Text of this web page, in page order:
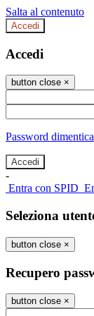
Salta al contenuto
Accedi
Accedi
button close ×
Password
-
Entra con SPID
Seleziona
button close ×
Recupero
button close ×